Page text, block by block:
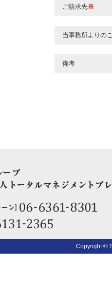
ご請求先※
当事務所よりの
備考
Copyright ©